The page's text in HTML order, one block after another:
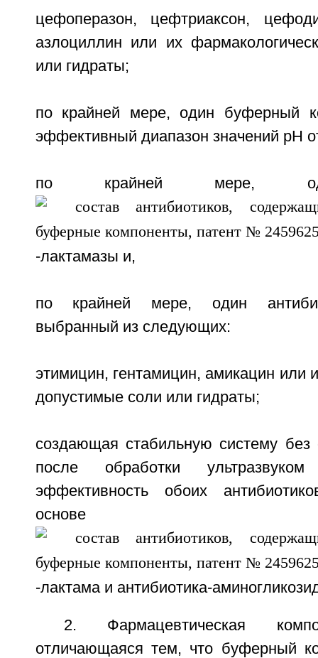
цефоперазон, цефтриаксон,
азлоциллин или их
или гидраты;
по крайней мере, один буферный
эффективный диапазон значений рН
по крайней мере,
-лактамазы и,
по крайней мере, один
выбранный из следующих:
этимицин, гентамицин, амикацин или
допустимые соли или гидраты;
создающая стабильную систему без
после обработки
эффективность обоих
основе
-лактама и антибиотика-
2. Фармацевтическая
отличающаяся тем, что буферный